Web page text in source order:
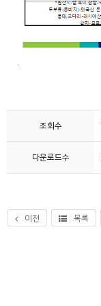
조회수
다운로드수
이전 목록